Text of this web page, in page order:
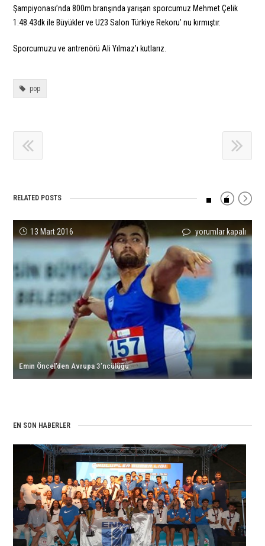
Şampiyonası’nda 800m branşında yarışan sporcumuz Mehmet Çelik
1:48.43dk ile Büyükler ve U23 Salon Türkiye Rekoru’ nu kırmıştır.
Sporcumuzu ve antrenörü Ali Yılmaz’ı kutlarız.
pop
RELATED POSTS
13 Mart 2016
Emin
Öncel’den
Avrupa
3’ncülüğü
yorumlar kapalı
Emin Öncel’den Avrupa 3’ncülüğü
Teşekkürler
Yasmani
Copello
Escobar!
yorumlar kapalı
Polat’dan
Altın
ve
Bronz,
Tarık’dan
Gümüş
Madalya
için
yorumlar kapalı
Türkiye
Atletizm
Süper
Lig’inde
ÇİFTE
ŞAMPİYONLUK
için
yorumlar kapalı
Tuğba
Güvenç’den
23
Yaş
Türkiye
Rekoru
için
yorumlar kapalı
Tuğba
Danışmaz
Balkan
Şampiyonu!
yorumlar kapalı
EN SON HABERLER